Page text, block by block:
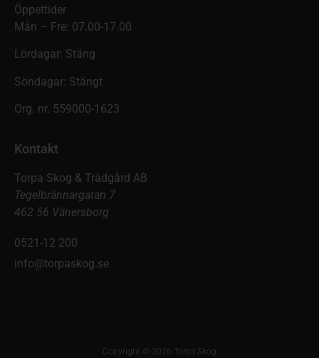
Öppettider
Mån – Fre: 07.00-17.00
Lördagar: Stäng
Söndagar: Stängt
Org. nr. 559000-1623
Kontakt
Torpa Skog & Trädgård AB
Tegelbrännargatan 7
462 56 Vänersborg
0521-12 200
info@torpaskog.se
Copyright © 2026 Torpa Skog